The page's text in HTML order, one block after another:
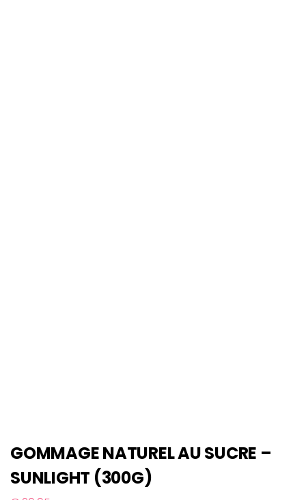
GOMMAGE NATUREL AU SUCRE –
SUNLIGHT (300G)